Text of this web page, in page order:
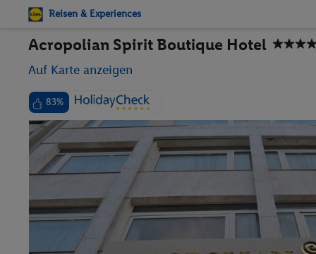
Reisen & Experiences
Acropolian Spirit Boutique Hotel
Auf Karte anzeigen
83%